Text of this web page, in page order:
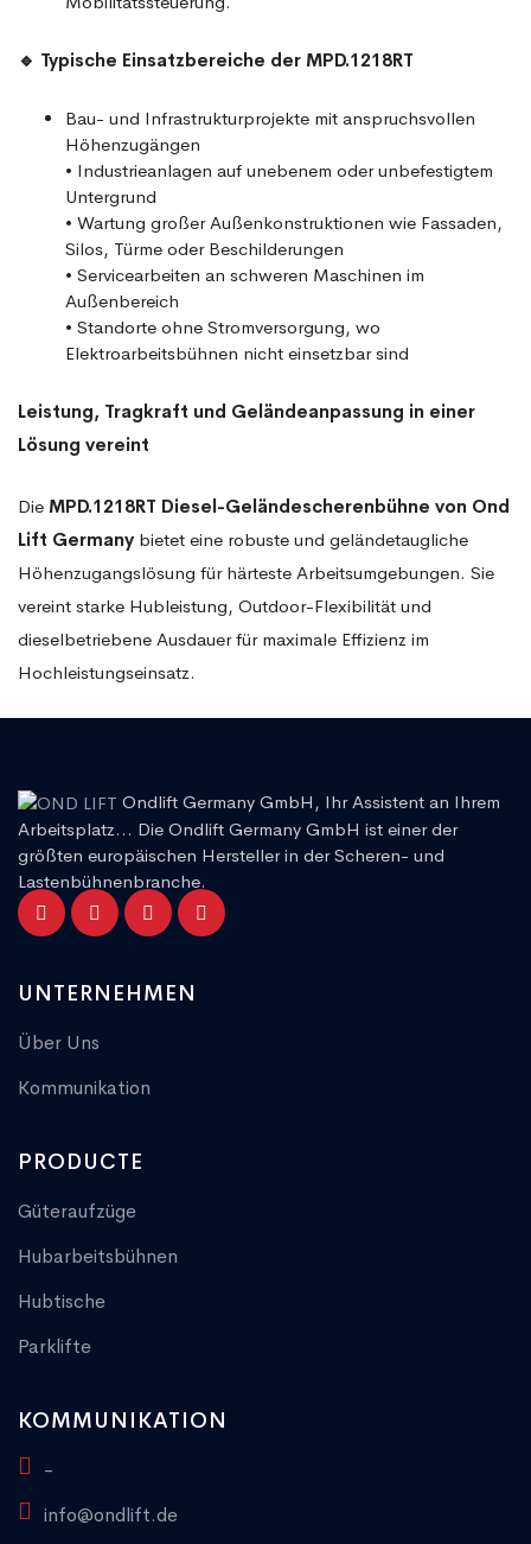
🔹 Typische Einsatzbereiche der MPD.1218RT
Bau- und Infrastrukturprojekte mit anspruchsvollen
Höhenzugängen
• Industrieanlagen auf unebenem oder unbefestigtem
Untergrund
• Wartung großer Außenkonstruktionen wie Fassaden,
Silos, Türme oder Beschilderungen
• Servicearbeiten an schweren Maschinen im
Außenbereich
• Standorte ohne Stromversorgung, wo
Elektroarbeitsbühnen nicht einsetzbar sind
Leistung, Tragkraft und Geländeanpassung in einer
Lösung vereint
Die MPD.1218RT Diesel-Geländescherenbühne von Ond
Lift Germany bietet eine robuste und geländetaugliche
Höhenzugangslösung für härteste Arbeitsumgebungen. Sie
vereint starke Hubleistung, Outdoor-Flexibilität und
dieselbetriebene Ausdauer für maximale Effizienz im
Hochleistungseinsatz.
Ondlift Germany GmbH, Ihr Assistent an Ihrem
Arbeitsplatz... Die Ondlift Germany GmbH ist einer der
größten europäischen Hersteller in der Scheren- und
Lastenbühnenbranche.
UNTERNEHMEN
Über Uns
Kommunikation
PRODUCTE
Güteraufzüge
Hubarbeitsbühnen
Hubtische
Parklifte
KOMMUNIKATION
-
info@ondlift.de